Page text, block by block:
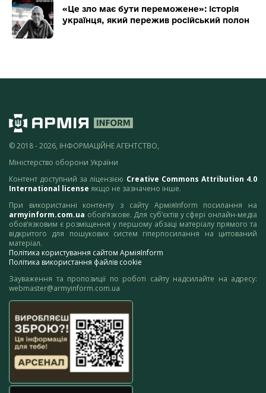
«Це зло має бути переможене»: історія
українця, який пережив російський полон
© 2018 - 2026, ІНФОРМАЦІЙНЕ АГЕНТСТВО,
Міністерство оборони України
Контент доступний за ліцензією Creative Commons Attribution 4.0
International license якщо не зазначено інше.
При використанні контенту з сайту АрміяInform посилання на
armyinform.com.ua обов’язкове. Для суб’єктів у сфері онлайн-медіа
обов’язковим є розміщення у першому абзаці матеріалу прямого та
відкритого для пошукових систем гіперпосилання на цитований
матеріал.
Політика користування сайтом АрміяInform
Політика використання файлів cookie
Зауваження та пропозиції по роботі сайту надсилайте на адресу:
webmaster@armyinform.com.ua